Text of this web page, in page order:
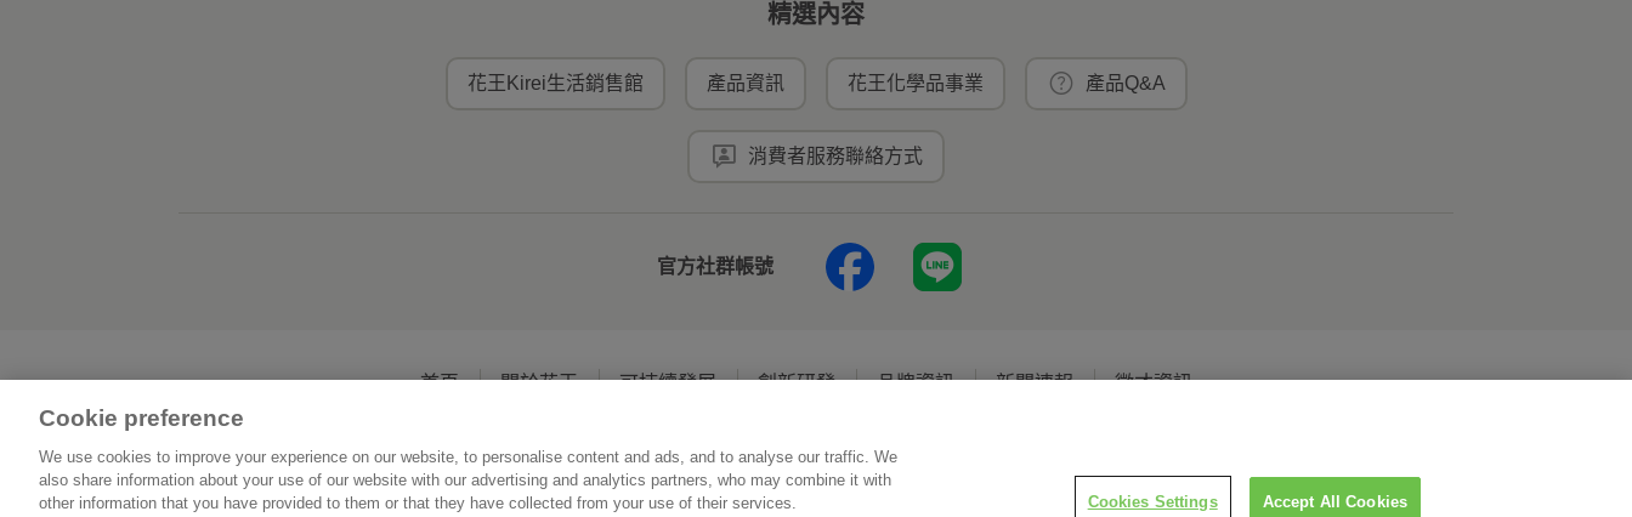
精選內容
花王Kirei生活銷售館 產品資訊 花王化學品事業 產品Q&A
消費者服務聯絡方式
官方社群帳號
首頁 關於花王 可持續發展 創新研發 品牌資訊 新聞速報 徵才資訊
使用規範 隱私保護 Social Media Policy
Cookie preference
We use cookies to improve your experience on our website, to personalise content and ads, and to analyse our traffic. We
also share information about your use of our website with our advertising and analytics partners, who may combine it with
other information that you have provided to them or that they have collected from your use of their services.
Cookies Settings Accept All Cookies